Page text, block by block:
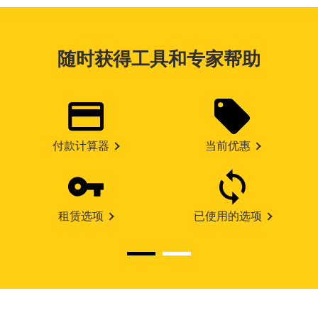
随时获得工具和专家帮助
付款计算器 当前优惠
租赁选项 已使用的选项